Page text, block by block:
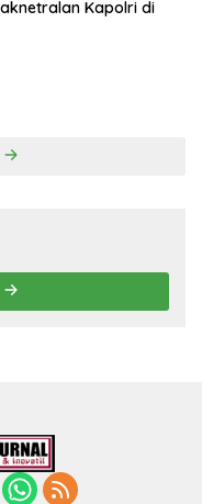
Kapolri di